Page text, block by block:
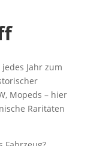
Jahr zum
Mopeds – hier
Raritäten